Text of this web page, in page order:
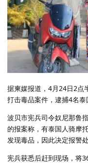
据柬媒报道，4月24日2点
打击毒品案件，逮捕4名泰
波贝市宪兵司令奴尼那鲁
的报案称，有泰国人骑摩
发现毒品，因此决定报警处
宪兵获悉后赶到现场，将